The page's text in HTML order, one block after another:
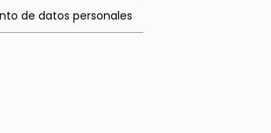
de datos personales